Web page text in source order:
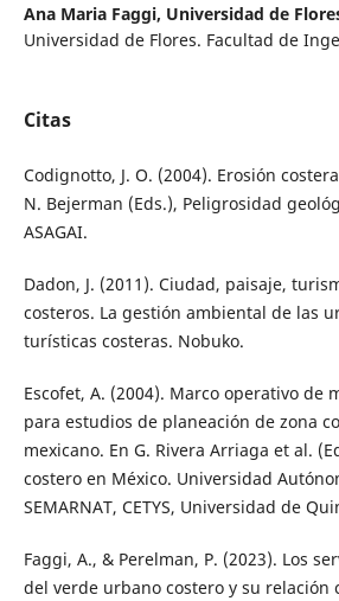
Ana Maria Faggi, Universidad de
Universidad de Flores. Facultad de
Citas
Codignotto, J. O. (2004). Erosión
N. Bejerman (Eds.), Peligrosidad
ASAGAI.
Dadon, J. (2011). Ciudad, paisaje,
costeros. La gestión ambiental de las
turísticas costeras. Nobuko.
Escofet, A. (2004). Marco operativo de
para estudios de planeación de zona
mexicano. En G. Rivera Arriaga et al.
costero en México. Universidad
SEMARNAT, CETYS, Universidad de
Faggi, A., & Perelman, P. (2023). Los
del verde urbano costero y su relación